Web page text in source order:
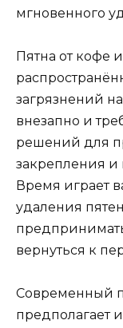
мгновенного
Пятна от кофе
загрязнений
внезапно и
решений для
закрепления и
Время играет
удаления
вернуться к
Современный
предполагает